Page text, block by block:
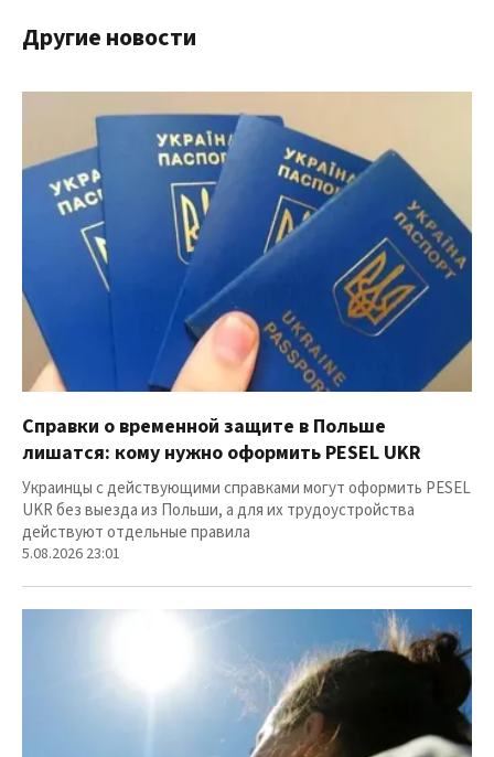
Другие новости
Справки о временной защите в Польше
лишатся: кому нужно оформить PESEL UKR
Украинцы с действующими справками могут оформить PESEL
UKR без выезда из Польши, а для их трудоустройства
действуют отдельные правила
5.08.2026 23:01